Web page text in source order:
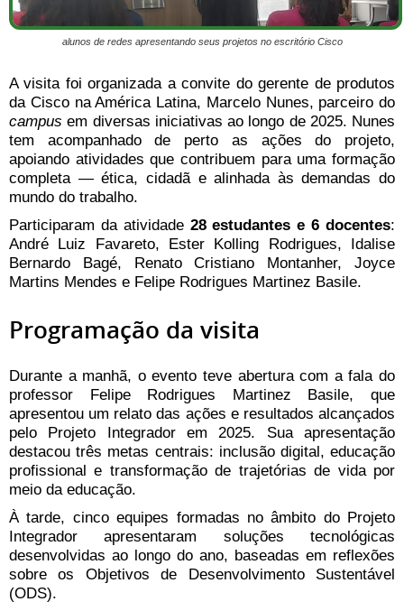
alunos de redes apresentando seus projetos no escritório Cisco
A visita foi organizada a convite do gerente de produtos
da Cisco na América Latina, Marcelo Nunes, parceiro do
campus em diversas iniciativas ao longo de 2025. Nunes
tem acompanhado de perto as ações do projeto,
apoiando atividades que contribuem para uma formação
completa — ética, cidadã e alinhada às demandas do
mundo do trabalho.
Participaram da atividade 28 estudantes e 6 docentes:
André Luiz Favareto, Ester Kolling Rodrigues, Idalise
Bernardo Bagé, Renato Cristiano Montanher, Joyce
Martins Mendes e Felipe Rodrigues Martinez Basile.
Programação da visita
Durante a manhã, o evento teve abertura com a fala do
professor Felipe Rodrigues Martinez Basile, que
apresentou um relato das ações e resultados alcançados
pelo Projeto Integrador em 2025. Sua apresentação
destacou três metas centrais: inclusão digital, educação
profissional e transformação de trajetórias de vida por
meio da educação.
À tarde, cinco equipes formadas no âmbito do Projeto
Integrador apresentaram soluções tecnológicas
desenvolvidas ao longo do ano, baseadas em reflexões
sobre os Objetivos de Desenvolvimento Sustentável
(ODS).